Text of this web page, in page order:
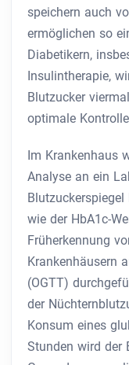
speichern auch
ermöglichen so
Diabetikern,
Insulintherapie,
Blutzucker
optimale
Im Krankenhaus
Analyse an ein
wie der HbA1c-
Früherkennung
Krankenhäusern
(OGTT)
der
Konsum eines
Stunden wird der